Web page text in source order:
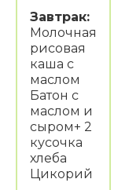
Завтрак:
Молочная
рисовая
каша с
маслом
Батон с
маслом и
сыром+ 2
кусочка
хлеба
Цикорий